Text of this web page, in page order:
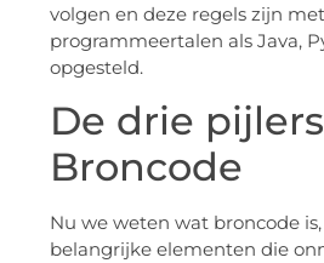
volgen en deze regels zijn
programmeertalen als Java,
opgesteld.
De drie
Broncode
Nu we weten wat broncode
belangrijke elementen die